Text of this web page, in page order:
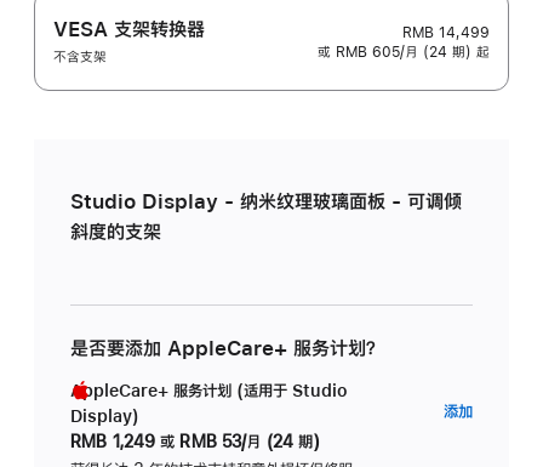
VESA 支架转换器
不含支架
RMB 14,499
或 RMB 605/月 (24 期) 起
Studio Display - 纳米纹理玻璃面板 - 可调倾
斜度的支架
是否要添加 AppleCare+ 服务计划？
AppleCare+ 服务计划 (适用于 Studio
Display)
RMB 1,249 或 RMB 53/月 (24 期)
添加